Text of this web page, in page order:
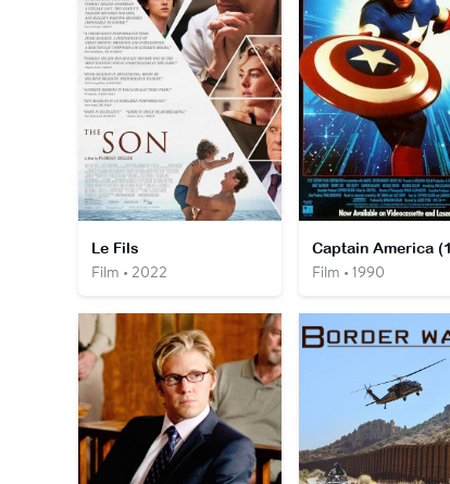
Le Fils
Film • 2022
Captain America
Film • 1990